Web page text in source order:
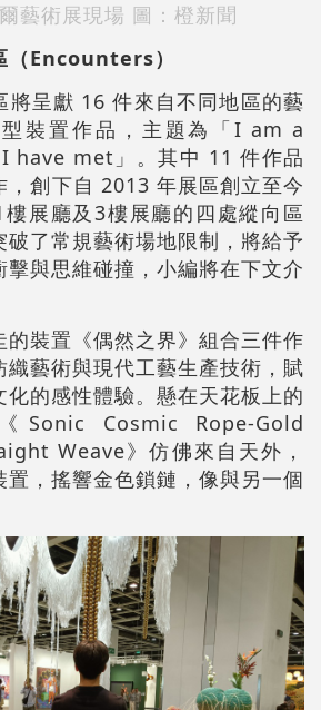
藝術展現場 圖：橙新聞
（Encounters）
將呈獻 16 件來自不同地區的藝
裝置作品，主題為「I am a
met」。其中 11 件作品
，創下自 2013 年展區創立至今
展廳及3樓展廳的四處縱向區
了常規藝術場地限制，將給予
與思維碰撞，小編將在下文介
的裝置《偶然之界》組合三件作
織藝術與現代工藝生產技術，賦
的感性體驗。懸在天花板上的
Cosmic Rope-Gold
Weave》仿佛來自天外，
，搖響金色鎖鏈，像與另一個